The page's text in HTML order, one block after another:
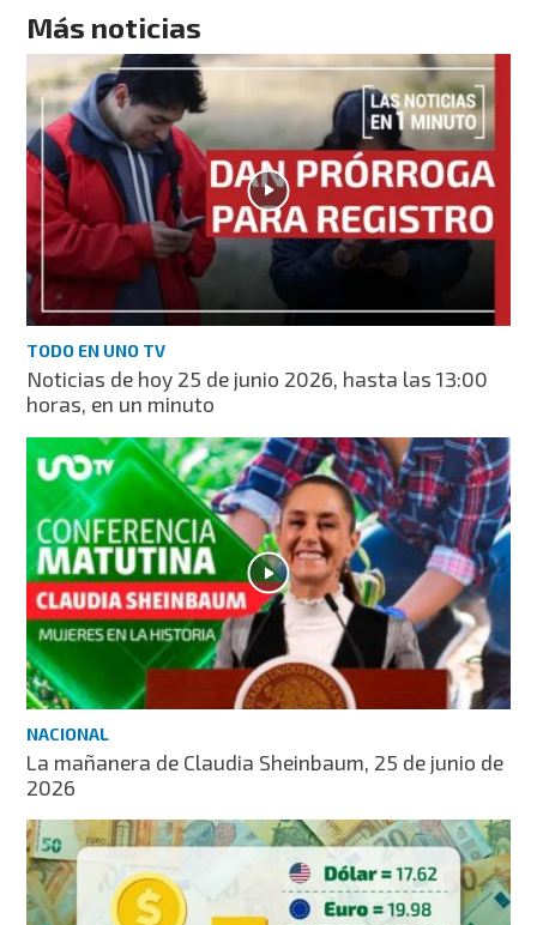
Más noticias
TODO EN UNO TV
Noticias de hoy 25 de junio 2026, hasta las 13:00
horas, en un minuto
NACIONAL
La mañanera de Claudia Sheinbaum, 25 de junio de
2026